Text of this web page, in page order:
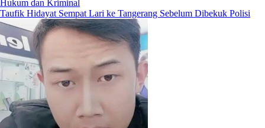
Hukum dan Kriminal
Taufik Hidayat Sempat Lari ke Tangerang Sebelum Dibekuk Polisi